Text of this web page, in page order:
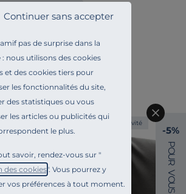
pas de surprise dans la
: nous utilisons des cookies
et des cookies tiers pour
les fonctionnalités du site,
des statistiques ou vous
les articles ou publicités qui
le plus.
savoir, rendez-vous sur "
des cookies". Vous pourrez y
vos préférences à tout moment.
Continuer sans accepter
comparateur
Exclusivité
-5%
P
O
U
R
V
O
U
S